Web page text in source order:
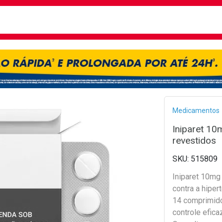
Medicamentos
Iniparet
revestidos
515809
Iniparet
contra a
14
controle